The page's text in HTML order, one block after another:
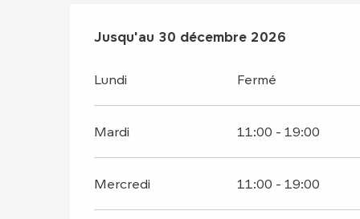
Du2 janvier 2026au30 décembre
Jusqu'au 30 décembre 2026
Lundi Fermé
Mardi 11:00 - 19:00
Mercredi 11:00 - 19:00